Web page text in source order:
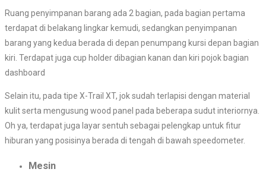
Ruang penyimpanan barang ada 2 bagian, pada bagian pertama
terdapat di belakang lingkar kemudi, sedangkan penyimpanan
barang yang kedua berada di depan penumpang kursi depan bagian
kiri. Terdapat juga cup holder dibagian kanan dan kiri pojok bagian
dashboard
Selain itu, pada tipe X-Trail XT, jok sudah terlapisi dengan material
kulit serta mengusung wood panel pada beberapa sudut interiornya.
Oh ya, terdapat juga layar sentuh sebagai pelengkap untuk fitur
hiburan yang posisinya berada di tengah di bawah speedometer.
Mesin